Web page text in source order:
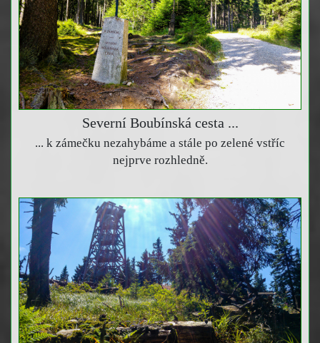
Severní Boubínská cesta ...
... k zámečku nezahybáme a stále po zelené vstříc
nejprve rozhledně.